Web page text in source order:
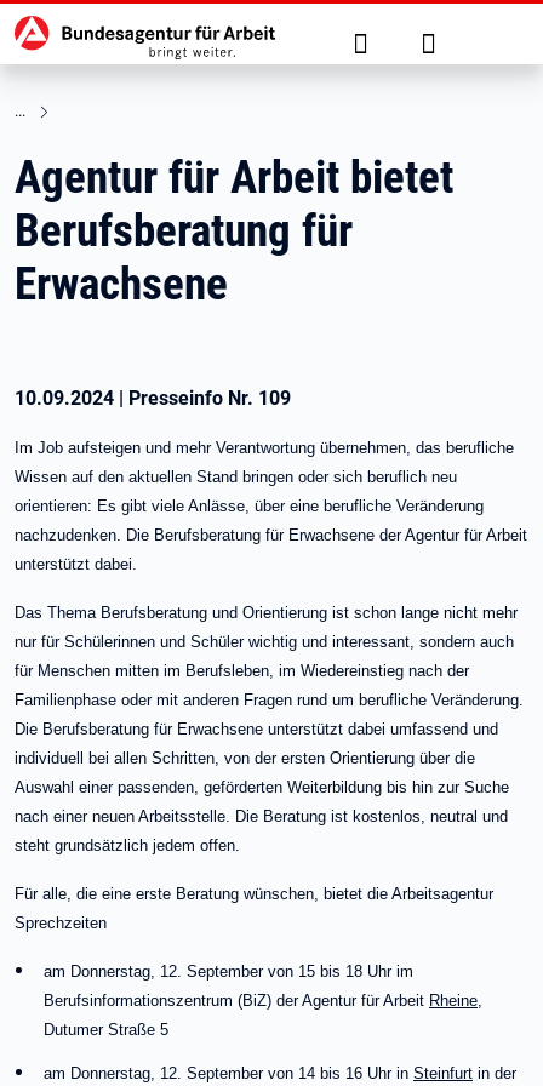
zu den Hauptinhalten springen
Hauptnavigation Suche Anmelden
Agentur für Arbeit bietet
Berufsberatung für
Erwachsene
10.09.2024 | Presseinfo Nr. 109
Im Job aufsteigen und mehr Verantwortung übernehmen, das berufliche
Wissen auf den aktuellen Stand bringen oder sich beruflich neu
orientieren: Es gibt viele Anlässe, über eine berufliche Veränderung
nachzudenken. Die Berufsberatung für Erwachsene der Agentur für Arbeit
unterstützt dabei.
Das Thema Berufsberatung und Orientierung ist schon lange nicht mehr
nur für Schülerinnen und Schüler wichtig und interessant, sondern auch
für Menschen mitten im Berufsleben, im Wiedereinstieg nach der
Familienphase oder mit anderen Fragen rund um berufliche Veränderung.
Die Berufsberatung für Erwachsene unterstützt dabei umfassend und
individuell bei allen Schritten, von der ersten Orientierung über die
Auswahl einer passenden, geförderten Weiterbildung bis hin zur Suche
nach einer neuen Arbeitsstelle. Die Beratung ist kostenlos, neutral und
steht grundsätzlich jedem offen.
Für alle, die eine erste Beratung wünschen, bietet die Arbeitsagentur
Sprechzeiten
am Donnerstag, 12. September von 15 bis 18 Uhr im
Berufsinformationszentrum (BiZ) der Agentur für Arbeit Rheine,
Dutumer Straße 5
am Donnerstag, 12. September von 14 bis 16 Uhr in Steinfurt in der